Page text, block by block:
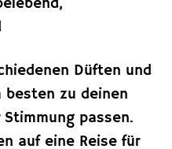
Düften und
besten zu deinen
passen.
auf eine Reise für